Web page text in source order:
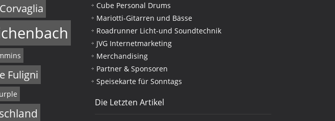
Fuligni
Cube Personal Drums
Mariotti-Gitarren und Bässe
Roadrunner Licht-und Soundtechnik
JVG Internetmarketing
Merchandising
Partner & Sponsoren
Speisekarte für Sonntags
Die Letzten Artikel